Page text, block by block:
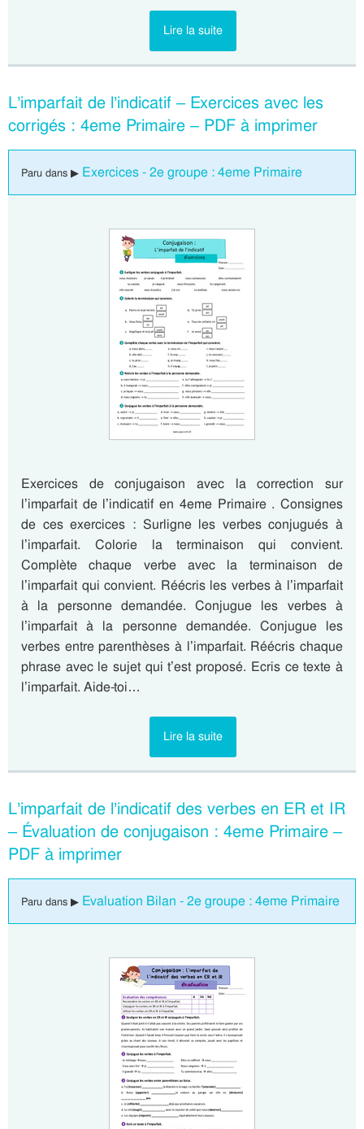
Lire la suite
L’imparfait de l’indicatif – Exercices avec les
corrigés : 4eme Primaire – PDF à imprimer
Paru dans ▶ Exercices - 2e groupe : 4eme Primaire
Exercices de conjugaison avec la correction sur
l’imparfait de l’indicatif en 4eme Primaire . Consignes
de ces exercices : Surligne les verbes conjugués à
l’imparfait. Colorie la terminaison qui convient.
Complète chaque verbe avec la terminaison de
l’imparfait qui convient. Réécris les verbes à l’imparfait
à la personne demandée. Conjugue les verbes à
l’imparfait à la personne demandée. Conjugue les
verbes entre parenthèses à l’imparfait. Réécris chaque
phrase avec le sujet qui t’est proposé. Ecris ce texte à
l’imparfait. Aide-toi…
Lire la suite
L’imparfait de l’indicatif des verbes en ER et IR
– Évaluation de conjugaison : 4eme Primaire –
PDF à imprimer
Paru dans ▶ Evaluation Bilan - 2e groupe : 4eme Primaire